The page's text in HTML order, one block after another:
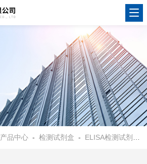
产品中心 -检测试剂盒 - ELISA检测试剂盒